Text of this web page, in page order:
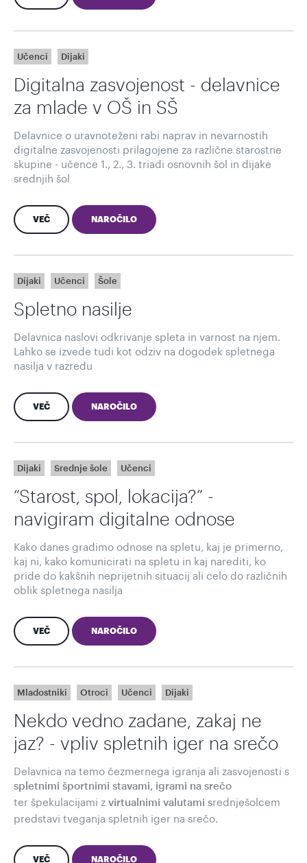
Učenci Dijaki
Digitalna zasvojenost - delavnice
za mlade v OŠ in SŠ
Delavnice o uravnoteženi rabi naprav in nevarnostih
digitalne zasvojenosti prilagojene za različne starostne
skupine - učence 1., 2., 3. triadi osnovnih šol in dijake
srednjih šol
VEČ NAROČILO
Dijaki Učenci Šole
Spletno nasilje
Delavnica naslovi odkrivanje spleta in varnost na njem.
Lahko se izvede tudi kot odziv na dogodek spletnega
nasilja v razredu
VEČ NAROČILO
Dijaki Srednje šole Učenci
“Starost, spol, lokacija?” -
navigiram digitalne odnose
Kako danes gradimo odnose na spletu, kaj je primerno,
kaj ni, kako komunicirati na spletu in kaj narediti, ko
pride do kakšnih neprijetnih situacij ali celo do različnih
oblik spletnega nasilja
VEČ NAROČILO
Mladostniki Otroci Učenci Dijaki
Nekdo vedno zadane, zakaj ne
jaz? - vpliv spletnih iger na srečo
Delavnica na temo čezmernega igranja ali zasvojenosti s
spletnimi športnimi stavami, igrami na srečo
ter špekulacijami z virtualnimi valutami srednješolcem
predstavi tveganja spletnih iger na srečo.
VEČ NAROČILO